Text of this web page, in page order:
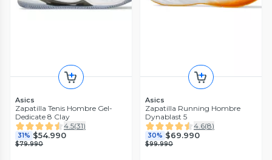
Asics
Zapatilla Tenis Hombre Gel-
Dedicate 8 Clay
4.5(31)
31% $54.990
$79.990
Asics
Zapatilla Running Hombre
Dynablast 5
4.6(8)
30% $69.990
$99.990